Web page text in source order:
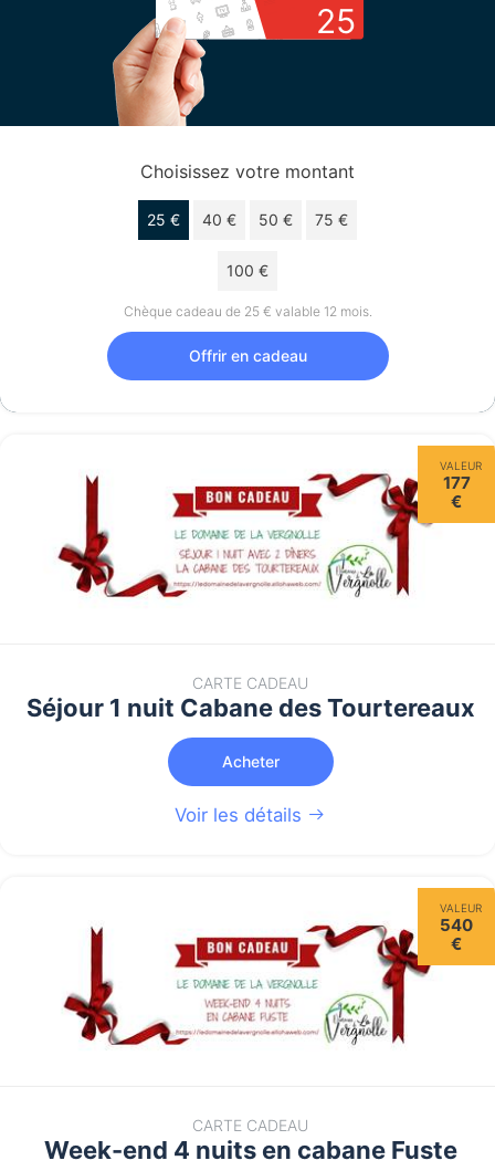
25
Choisissez votre montant
25 € 40 € 50 € 75 €
100 €
Chèque cadeau de 25 € valable 12 mois.
Offrir en cadeau
VALEUR
177
€
CARTE CADEAU
Séjour 1 nuit Cabane des Tourtereaux
Acheter
Voir les détails
VALEUR
540
€
CARTE CADEAU
Week-end 4 nuits en cabane Fuste